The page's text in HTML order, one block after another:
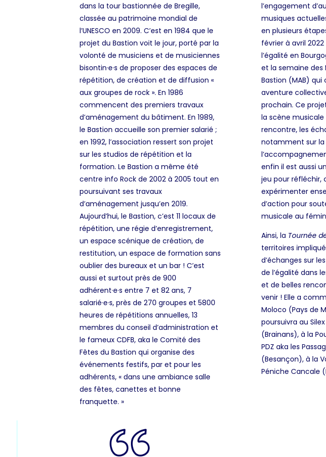
dans la tour bastionnée de Bregille,
classée au patrimoine mondial de
l’UNESCO en 2009. C’est en 1984 que le
projet du Bastion voit le jour, porté par la
volonté de musiciens et de musiciennes
bisontin·e·s de proposer des espaces de
répétition, de création et de diffusion «
aux groupes de rock ». En 1986
commencent des premiers travaux
d’aménagement du bâtiment. En 1989,
le Bastion accueille son premier salarié ;
en 1992, l’association ressert son projet
sur les studios de répétition et la
formation. Le Bastion a même été
centre info Rock de 2002 à 2005 tout en
poursuivant ses travaux
d’aménagement jusqu’en 2019.
Aujourd’hui, le Bastion, c’est 11 locaux de
répétition, une régie d’enregistrement,
un espace scénique de création, de
restitution, un espace de formation sans
oublier des bureaux et un bar ! C’est
aussi et surtout près de 900
adhérent·e·s entre 7 et 82 ans, 7
salarié·e·s, près de 270 groupes et 5800
heures de répétitions annuelles, 13
membres du conseil d’administration et
le fameux CDFB, aka le Comité des
Fêtes du Bastion quiorganise des
événements festifs, par et pour les
adhérents, « dans une ambiance salle
des fêtes, canettes et bonne
franquette. »
l’engagement
musiques
en plusieurs
février à avril
l’égalité en
et la semaine des
Bastion (MAB)
aventure
prochain. Ce
la scène
rencontre, les
notamment sur
enfin il est aussi
jeu pour réfléchir,
expérimenter
d’action pour
musicale au
Ainsi, la Tournée
territoires
d’échanges sur
de l’égalité dans
et de belles
venir ! Elle a
Moloco (Pays de
poursuivra au
(Brainans), à la
PDZ aka les
(Besançon), à la
Péniche Cancale